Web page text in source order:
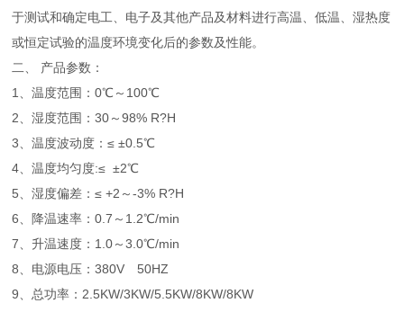
于测试和确定电工、电子及其他产品及材料进行高温、低温、湿热度
或恒定试验的温度环境变化后的参数及性能。
二、 产品参数：
1、温度范围：0℃～100℃
2、湿度范围：30～98% R?H
3、温度波动度：≤ ±0.5℃
4、温度均匀度:≤ ±2℃
5、湿度偏差：≤ +2～-3% R?H
6、降温速率：0.7～1.2℃/min
7、升温速度：1.0～3.0℃/min
8、电源电压：380V 50HZ
9、总功率：2.5KW/3KW/5.5KW/8KW/8KW